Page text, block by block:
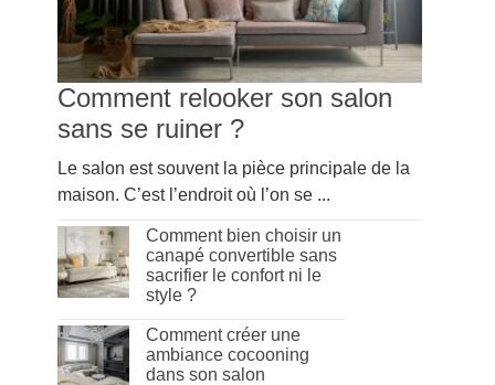
Comment relooker son salon
sans se ruiner ?
Le salon est souvent la pièce principale de la
maison. C’est l’endroit où l’on se ...
Comment bien choisir un
canapé convertible sans
sacrifier le confort ni le
style ?
Comment créer une
ambiance cocooning
dans son salon